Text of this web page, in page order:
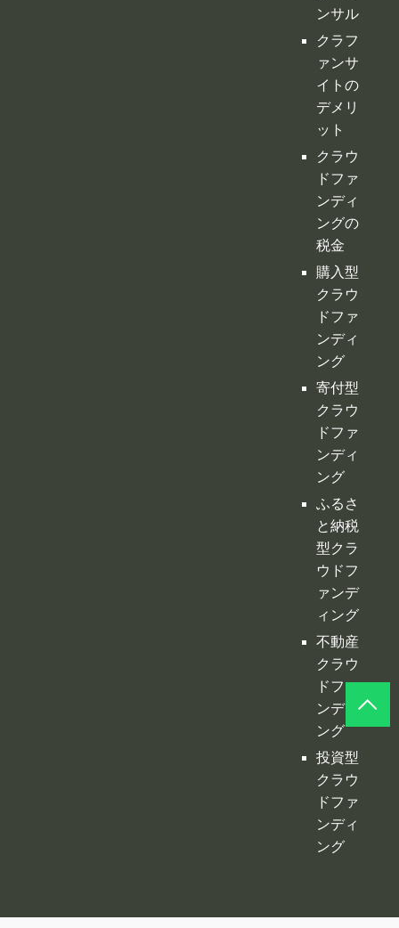
ンサル
クラフ
ァンサ
イトの
デメリ
ット
クラウ
ドファ
ンディ
ングの
税金
購入型
クラウ
ドファ
ンディ
ング
寄付型
クラウ
ドファ
ンディ
ング
ふるさ
と納税
型クラ
ウドフ
ァンデ
ィング
不動産
クラウ
ドファ
ンディ
ング
投資型
クラウ
ドファ
ンディ
ング